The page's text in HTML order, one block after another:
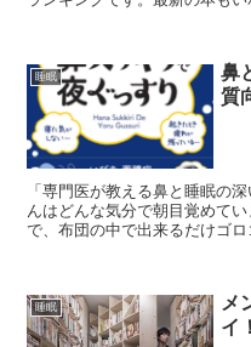
睡眠
鼻
質
「専門医が教える鼻と睡眠の
んはどんな気分で朝目覚めて
で、布団の中で出来るだけゴ
睡眠
メ
イ！